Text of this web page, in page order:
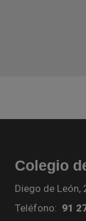
Colegio
Diego de
Teléfono: 91